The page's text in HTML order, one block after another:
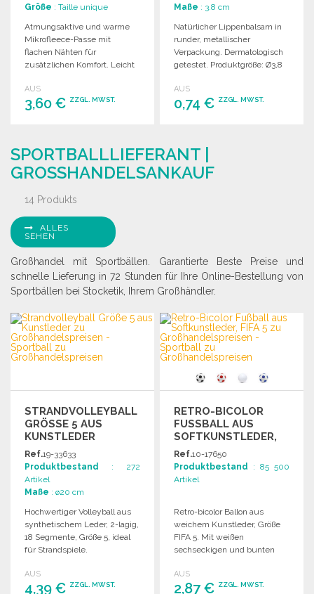
Größe : Taille unique
Atmungsaktive und warme
Mikrofleece-Passe mit
flachen Nähten für
zusätzlichen Komfort. Leicht
AUS
3,60 € ZZGL. MWST.
Angebot anfordern
Maße : 3.8 cm
Natürlicher Lippenbalsam in
runder, metallischer
Verpackung. Dermatologisch
getestet. Produktgröße: Ø3,8
AUS
0,74 € ZZGL. MWST.
SPORTBALLLIEFERANT |
GROSSHANDELSANKAUF
14 Produkts
ALLES
SEHEN
Großhandel mit Sportbällen. Garantierte Beste Preise und
schnelle Lieferung in 72 Stunden für Ihre Online-Bestellung von
Sportbällen bei Stocketik, Ihrem Großhändler.
STRANDVOLLEYBALL
GRÖSSE 5 AUS K
UNSTLEDER
Ref.19-33633
Produktbestand : 272
Artikel
Maße : ø20 cm
Hochwertiger Volleyball aus
synthetischem Leder, 2-lagig,
18 Segmente, Größe 5, ideal
für Strandspiele.
Stück.
AUS
4,39 € ZZGL. MWST.
RETRO-BICOLOR
FUSSBALL AUS S
OFTKUNSTLEDER, F
IFA 5
Ref.10-17650
Produktbestand : 85 500
Artikel
Retro-bicolor Ballon aus
weichem Kunstleder, Größe
FIFA 5. Mit weißen
sechseckigen und bunten
AUS
2,87 € ZZGL. MWST.